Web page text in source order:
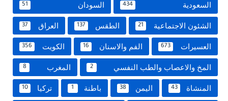
السعودية 434 السودان 51
الشئون الاجتماعية 21 الطقس 137 العراق 37
العسيرات 673 الفم والاسنان 16 الكويت 356
المخ والاعصاب والطب النفسي 2 المغرب 8
المنشاة 43 اليمن 38 باطنة 1 تركيا 10